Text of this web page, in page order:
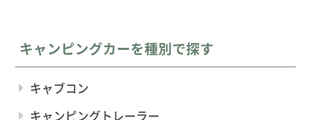
キャンピングカーを種別で探す
キャブコン
キャンピングトレーラー